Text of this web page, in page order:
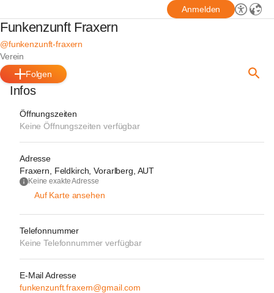
Anmelden
Funkenzunft Fraxern
@funkenzunft-fraxern
Verein
Folgen
Infos
Öffnungszeiten
Keine Öffnungszeiten verfügbar
Adresse
Fraxern, Feldkirch, Vorarlberg, AUT
Keine exakte Adresse
Auf Karte ansehen
Telefonnummer
Keine Telefonnummer verfügbar
E-Mail Adresse
funkenzunft.fraxern@gmail.com